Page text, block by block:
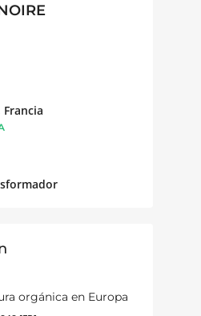
Francia
orgánica en Europa